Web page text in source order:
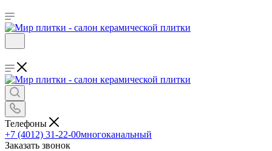
Телефоны
+7 (4012) 31-22-00многоканальный
Заказать звонок